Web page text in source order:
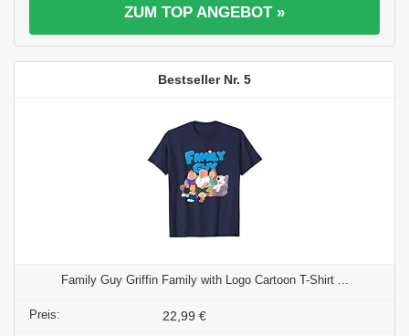
ZUM TOP ANGEBOT »
5
Family Guy Griffin Family with Logo Cartoon T-Shirt ...
22,99 €